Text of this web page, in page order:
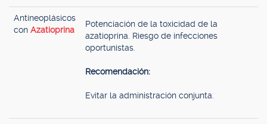
Antineoplásicos
con Azatioprina
Potenciación de la toxicidad de la
azatioprina. Riesgo de infecciones
oportunistas.
Recomendación:
Evitar la administración conjunta.